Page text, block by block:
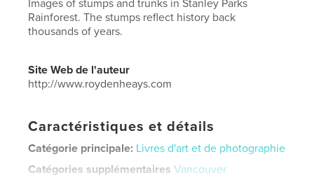
Images of stumps and trunks in Stanley Parks
Rainforest. The stumps reflect history back
thousands of years.
Site Web de l'auteur
http://www.roydenheays.com
Caractéristiques et détails
Catégorie principale: Livres d'art et de photographie
Catégories supplémentaires Vancouver